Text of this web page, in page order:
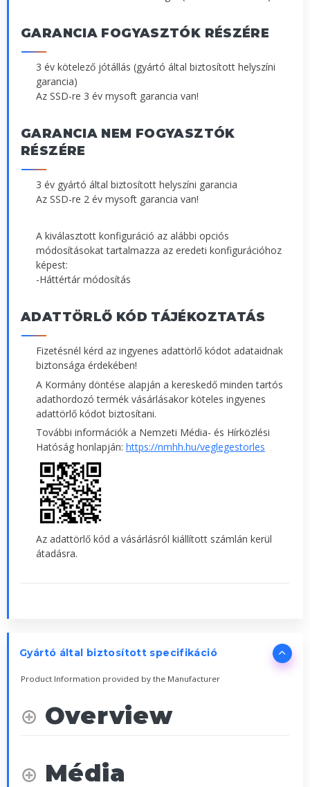
GARANCIA FOGYASZTÓK RÉSZÉRE
3 év kötelező jótállás (gyártó által biztosított helyszíni
garancia)
Az SSD-re 3 év mysoft garancia van!
GARANCIA NEM FOGYASZTÓK
RÉSZÉRE
3 év gyártó által biztosított helyszíni garancia
Az SSD-re 2 év mysoft garancia van!
A kiválasztott konfiguráció az alábbi opciós
módosításokat tartalmazza az eredeti konfigurációhoz
képest:
-Háttértár módosítás
ADATTÖRLŐ KÓD TÁJÉKOZTATÁS
Fizetésnél kérd az ingyenes adattörlő kódot adataidnak
biztonsága érdekében!
A Kormány döntése alapján a kereskedő minden tartós
adathordozó termék vásárlásakor köteles ingyenes
adattörlő kódot biztosítani.
További információk a Nemzeti Média- és Hírközlési
Hatóság honlapján: https://nmhh.hu/veglegestorles
Az adattörlő kód a vásárlásról kiállított számlán kerül
átadásra.
Gyártó által biztosított specifikáció
Product Information provided by the Manufacturer
Overview
Média